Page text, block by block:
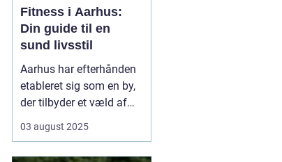
Fitness i Aarhus:
Din guide til en
sund livsstil
Aarhus har efterhånden
etableret sig som en by,
der tilbyder et væld af
fitness og sundhed.
03 august 2025